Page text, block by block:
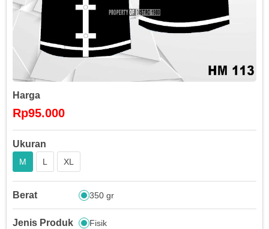
Harga
Rp95.000
Ukuran
M L XL
Berat 350 gr
Jenis Produk Fisik